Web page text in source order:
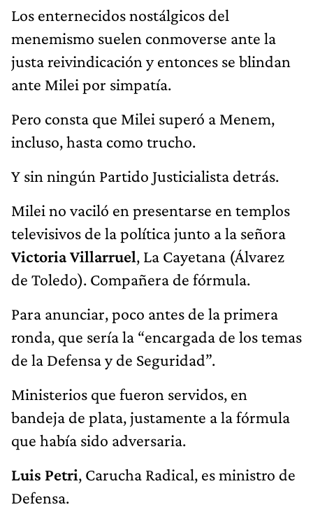
Los enternecidos nostálgicos del
menemismo suelen conmoverse ante la
justa reivindicación y entonces se blindan
ante Milei por simpatía.
Pero consta que Milei superó a Menem,
incluso, hasta como trucho.
Y sin ningún Partido Justicialista detrás.
Milei no vaciló en presentarse en templos
televisivos de la política junto a la señora
Victoria Villarruel, La Cayetana (Álvarez
de Toledo). Compañera de fórmula.
Para anunciar, poco antes de la primera
ronda, que sería la “encargada de los temas
de la Defensa y de Seguridad”.
Ministerios que fueron servidos, en
bandeja de plata, justamente a la fórmula
que había sido adversaria.
Luis Petri, Carucha Radical, es ministro de
Defensa.